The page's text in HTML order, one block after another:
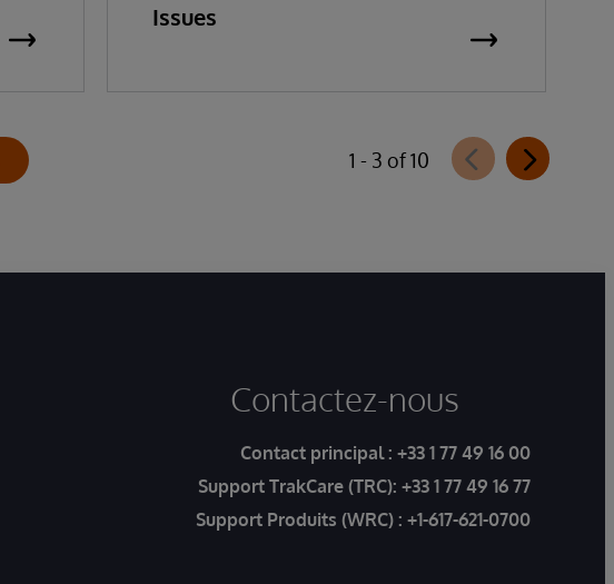
Issues
1 - 3 of 10
Contactez-nous
Contact principal : +33 1 77 49 16 00
Support TrakCare (TRC): +33 1 77 49 16 77
Support Produits (WRC) : +1-617-621-0700